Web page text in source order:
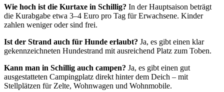
Wie hoch ist die Kurtaxe in Schillig? In der Hauptsaison beträgt
die Kurabgabe etwa 3–4 Euro pro Tag für Erwachsene. Kinder
zahlen weniger oder sind frei.
Ist der Strand auch für Hunde erlaubt? Ja, es gibt einen klar
gekennzeichneten Hundestrand mit ausreichend Platz zum Toben.
Kann man in Schillig auch campen? Ja, es gibt einen gut
ausgestatteten Campingplatz direkt hinter dem Deich – mit
Stellplätzen für Zelte, Wohnwagen und Wohnmobile.